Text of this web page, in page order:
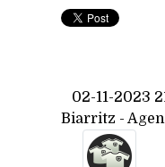
02-11-2023
Biarritz - Agen